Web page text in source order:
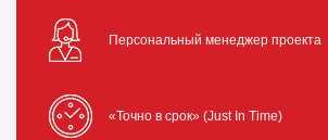
Персональный менеджер проекта
«Точно в срок» (Just In Time)